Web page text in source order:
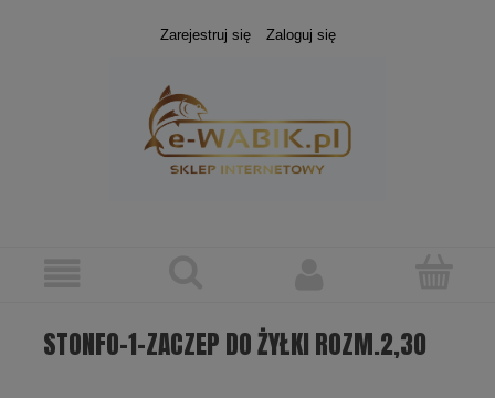
Zarejestruj się Zaloguj się
STONFO-1-ZACZEP DO ŻYŁKI ROZM.2,30